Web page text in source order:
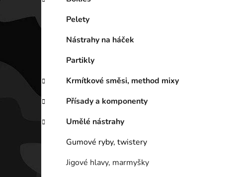
Pelety
Nástrahy na háček
Partikly
Krmítkové směsi, method mixy
Přísady a komponenty
Umělé nástrahy
Gumové ryby, twistery
Jigové hlavy, marmyšky